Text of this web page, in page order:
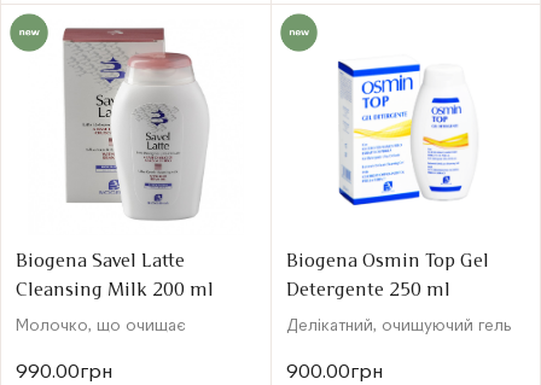
Biogena Savel Latte
Cleansing Milk 200 ml
Молочко, що очищає
990.00грн
Biogena Osmin Top Gel
Detergente 250 ml
Делікатний, очищуючий гель
900.00грн